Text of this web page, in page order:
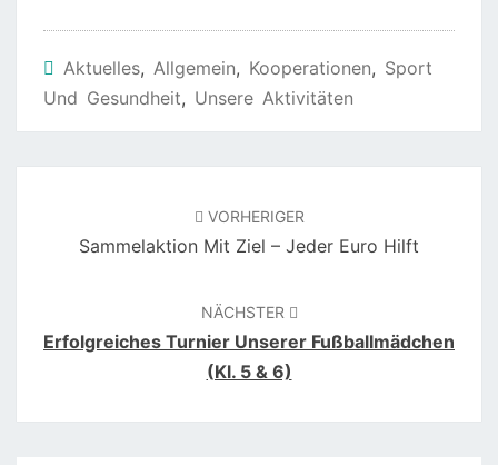
Aktuelles, Allgemein, Kooperationen, Sport
Und Gesundheit, Unsere Aktivitäten
VORHERIGER
Sammelaktion Mit Ziel – Jeder Euro Hilft
NÄCHSTER
Erfolgreiches Turnier Unserer Fußballmädchen
(Kl. 5 & 6)